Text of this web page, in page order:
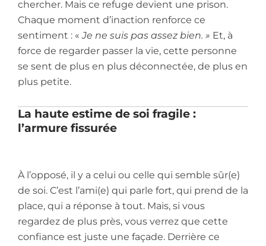
chercher. Mais ce refuge devient une prison.
Chaque moment d’inaction renforce ce
sentiment : «Je ne suis pas assez bien. » Et, à
force de regarder passer la vie, cette personne
se sent de plus en plus déconnectée, de plus en
plus petite.
La haute estime de soi fragile :
l’armure fissurée
À l’opposé, il y a celui ou celle qui semble sûr(e)
de soi. C’est l’ami(e) qui parle fort, qui prend de la
place, qui a réponse à tout. Mais, si vous
regardez de plus près, vous verrez que cette
confiance est juste une façade. Derrière ce